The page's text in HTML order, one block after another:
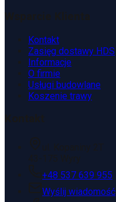
Kontakt
Zasięg dostawy HDS
Informacje
O firmie
Usługi budowlane
Koszenie trawy
+48 537 639 955
Wyślij wiadomość